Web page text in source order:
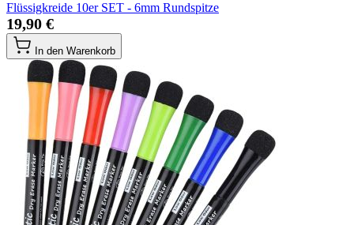
Flüssigkreide 10er SET - 6mm Rundspitze
19,90 €
In den Warenkorb